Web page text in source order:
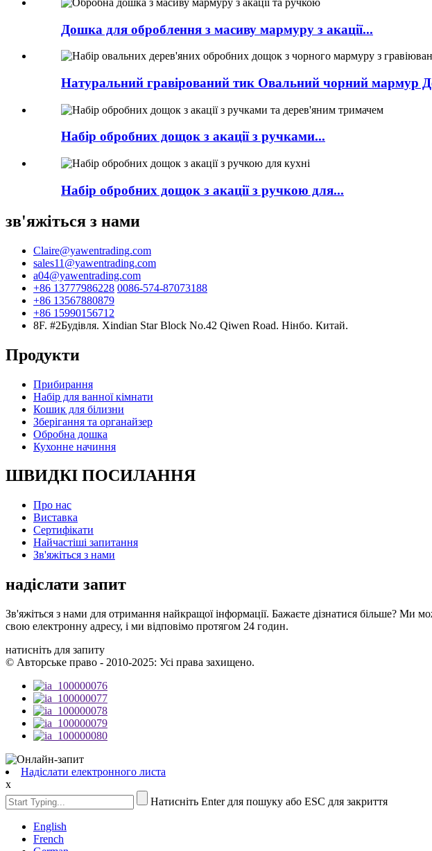
Дошка для оброблення з масиву мармуру з акації...
Натуральний гравірований тик Овальний чорний мармур
Набір обробних дощок з акації з ручками...
Набір обробних дощок з акації з ручкою для...
зв'яжіться з нами
Claire@yawentrading.com
sales11@yawentrading.com
a04@yawentrading.com
+86 13777986228 0086-574-87073188
+86 13567880879
+86 15990156712
8F. #2Будівля. Xindian Star Block No.42 Qiwen Road. Нінбо. Китай.
Продукти
Прибирання
Набір для ванної кімнати
Кошик для білизни
Зберігання та органайзер
Обробна дошка
Кухонне начиння
ШВИДКІ ПОСИЛАННЯ
Про нас
Виставка
Сертифікати
Найчастіші запитання
Зв'яжіться з нами
надіслати запит
Зв'яжіться з нами для отримання найкращої інформації. Бажаєте дізнатися більше? Ми
свою електронну адресу, і ми відповімо протягом 24 годин.
натисніть для запиту
© Авторське право - 2010-2025: Усі права захищено.
Надіслати електронного листа
x
Натисніть Enter для пошуку або ESC для закриття
English
French